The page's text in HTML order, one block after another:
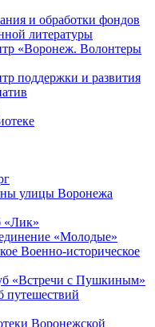
и обработки фондов
литературы
«Воронеж. Волонтеры
поддержки и развития
улицы Воронежа
«Лик»
«Молодые»
Военно-историческое
«Встречи с Пушкиным»
путешествий
Воронежской